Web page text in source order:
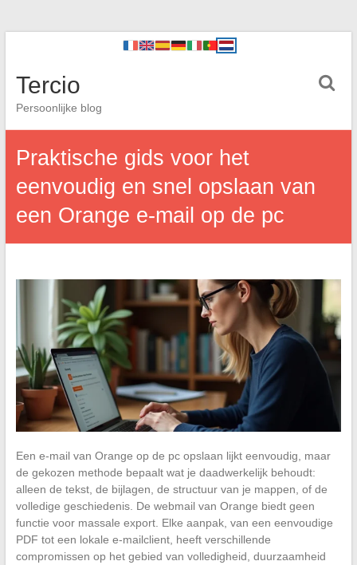
Tercio
Persoonlijke blog
Praktische gids voor het
eenvoudig en snel opslaan van
een Orange e-mail op de pc
Een e-mail van Orange op de pc opslaan lijkt eenvoudig, maar
de gekozen methode bepaalt wat je daadwerkelijk behoudt:
alleen de tekst, de bijlagen, de structuur van je mappen, of de
volledige geschiedenis. De webmail van Orange biedt geen
functie voor massale export. Elke aanpak, van een eenvoudige
PDF tot een lokale e-mailclient, heeft verschillende
compromissen op het gebied van volledigheid, duurzaamheid